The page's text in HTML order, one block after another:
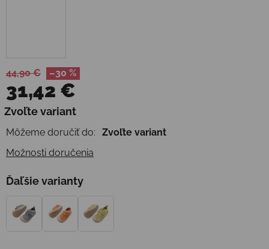
44,90 € –30 %
31,42 €
Jednotková cena:
Zvoľte variant
Môžeme doručiť do:
Zvoľte variant
Možnosti doručenia
Ďaľšie varianty